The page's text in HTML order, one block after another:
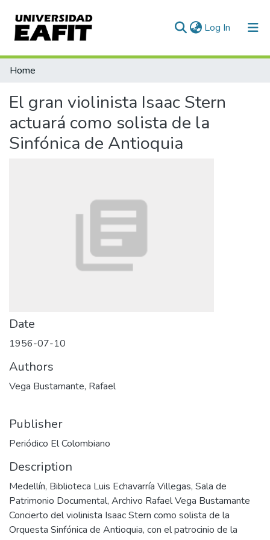
Log In (current)
Communities & Collections
Statistics
Home
El gran violinista Isaac Stern
actuará como solista de la
Sinfónica de Antioquia
Date
1956-07-10
Authors
Vega Bustamante, Rafael
Publisher
Periódico El Colombiano
Description
Medellín, Biblioteca Luis Echavarría Villegas, Sala de
Patrimonio Documental, Archivo Rafael Vega Bustamante
Concierto del violinista Isaac Stern como solista de la
Orquesta Sinfónica de Antioquia, con el patrocinio de la